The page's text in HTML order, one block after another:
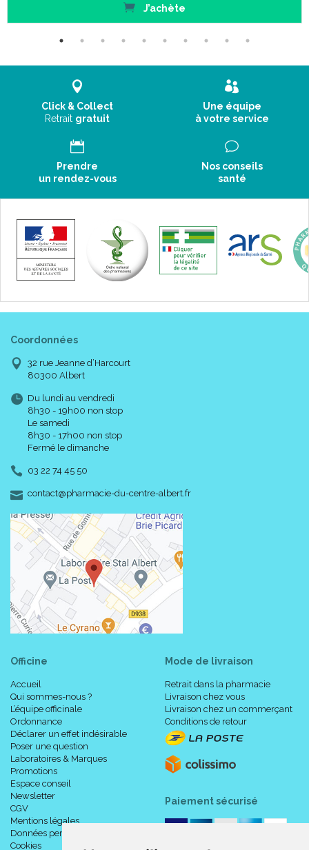
J’achète
Click & Collect
Retrait gratuit
Une équipe
à votre service
Prendre
un rendez-vous
Nos conseils
santé
Coordonnées
32 rue Jeanne d’Harcourt
80300 Albert
Du lundi au vendredi
8h30 - 19h00 non stop
Le samedi
8h30 - 17h00 non stop
Fermé le dimanche
03 22 74 45 50
contact-
@-
pharmacie-du-centre-albert.fr
Officine
Accueil
Qui sommes-nous ?
L’équipe officinale
Ordonnance
Déclarer un effet indésirable
Poser une question
Laboratoires & Marques
Promotions
Espace conseil
Newsletter
CGV
Mentions légales
Données personnelles
Cookies
Mode de livraison
Retrait dans la pharmacie
Livraison chez vous
Livraison chez un commerçant
Conditions de retour
Paiement sécurisé